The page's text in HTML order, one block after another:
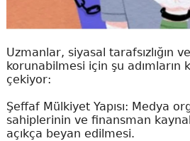
Uzmanlar, siyasal tarafsızlığın
korunabilmesi için şu
çekiyor:
Şeffaf Mülkiyet Yapısı: Medya
sahiplerinin ve finansman
açıkça beyan edilmesi.